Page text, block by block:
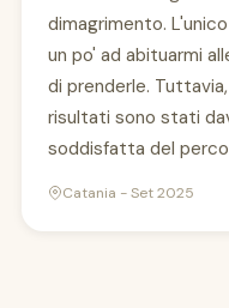
dimagrimento.
un po' ad abituarmi
di prenderle.
risultati sono stati
soddisfatta del
Catania - Set 2025